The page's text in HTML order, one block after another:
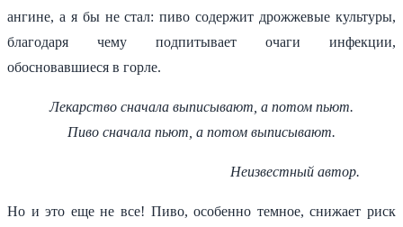
ангине, а я бы не стал: пиво содержит дрожжевые культуры,
благодаря чему подпитывает очаги инфекции,
обосновавшиеся в горле.
Лекарство сначала выписывают, а потом пьют.
Пиво сначала пьют, а потом выписывают.
Неизвестный автор.
Но и это еще не все! Пиво, особенно темное, снижает риск